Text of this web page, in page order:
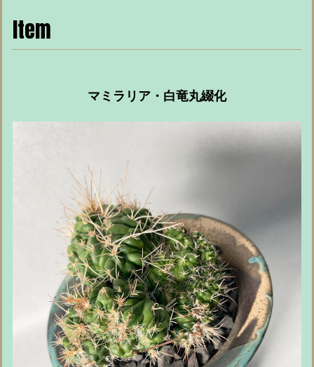
Item
マミラリア・白竜丸綴化